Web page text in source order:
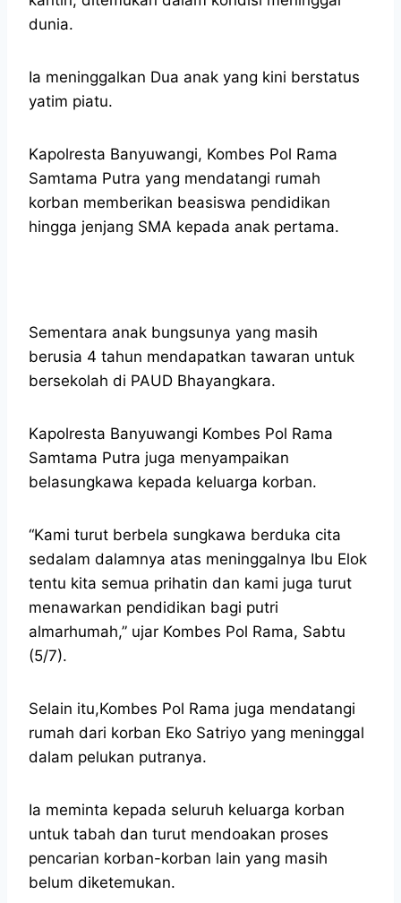
dunia.
Ia meninggalkan Dua anak yang kini berstatus
yatim piatu.
Kapolresta Banyuwangi, Kombes Pol Rama
Samtama Putra yang mendatangi rumah
korban memberikan beasiswa pendidikan
hingga jenjang SMA kepada anak pertama.
Sementara anak bungsunya yang masih
berusia 4 tahun mendapatkan tawaran untuk
bersekolah di PAUD Bhayangkara.
Kapolresta Banyuwangi Kombes Pol Rama
Samtama Putra juga menyampaikan
belasungkawa kepada keluarga korban.
“Kami turut berbela sungkawa berduka cita
sedalam dalamnya atas meninggalnya Ibu Elok
tentu kita semua prihatin dan kami juga turut
menawarkan pendidikan bagi putri
almarhumah,” ujar Kombes Pol Rama, Sabtu
(5/7).
Selain itu,Kombes Pol Rama juga mendatangi
rumah dari korban Eko Satriyo yang meninggal
dalam pelukan putranya.
Ia meminta kepada seluruh keluarga korban
untuk tabah dan turut mendoakan proses
pencarian korban-korban lain yang masih
belum diketemukan.